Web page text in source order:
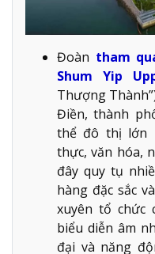
Đoàn tham
Shum Yip
Thượng
Điền, thành
thể đô thị lớn
thực, văn hóa,
đây quy tụ
hàng đặc sắc
xuyên tổ chức
biểu diễn âm
đại và năng